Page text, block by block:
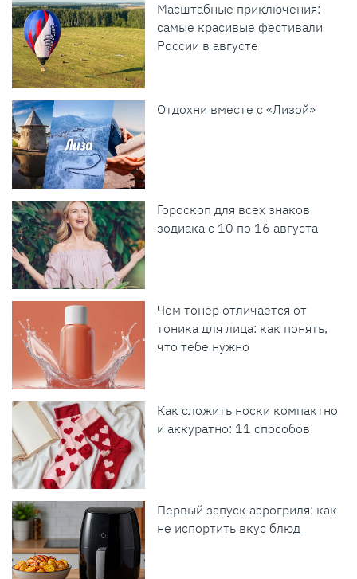
Масштабные приключения:
самые красивые фестивали
России в августе
Отдохни вместе с «Лизой»
Гороскоп для всех знаков
зодиака с 10 по 16 августа
Чем тонер отличается от
тоника для лица: как понять,
что тебе нужно
Как сложить носки компактно
и аккуратно: 11 способов
Первый запуск аэрогриля: как
не испортить вкус блюд